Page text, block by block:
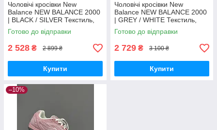
Чоловічі кросівки New
Balance NEW BALANCE 2000
| BLACK / SILVER Текстиль,
шкіра кроссовки New Balance
Готово до відправки
2 528 ₴ 2 899 ₴
Купити
Чоловічі кросівки New
Balance NEW BALANCE 2000
| GREY / WHITE Текстиль,
шкіра кроссовки New Balance
Готово до відправки
2 729 ₴ 3 100 ₴
Купити
–10%